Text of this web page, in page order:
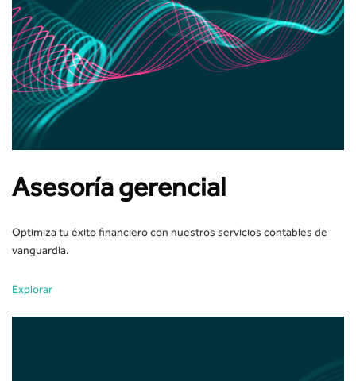
Asesoría gerencial
Optimiza tu éxito financiero con nuestros servicios contables de
vanguardia.
Explorar